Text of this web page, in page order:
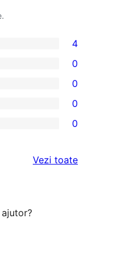
4
0
0
0
0
Vezi toaterecenziile